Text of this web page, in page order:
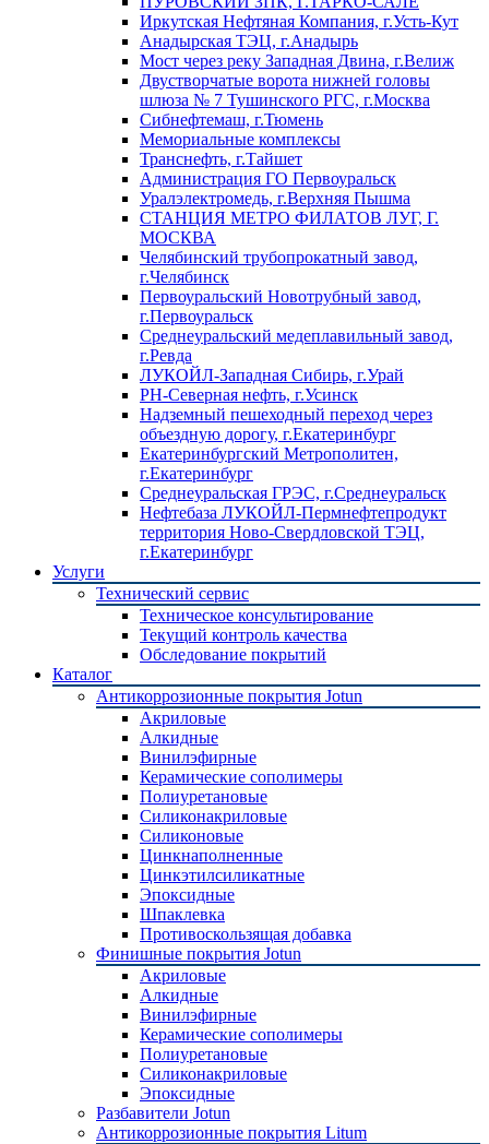
Иркутская Нефтяная Компания, г.Усть-Кут
Анадырская ТЭЦ, г.Анадырь
Мост через реку Западная Двина, г.Велиж
Двустворчатые ворота нижней головы
шлюза № 7 Тушинского РГС, г.Москва
Сибнефтемаш, г.Тюмень
Мемориальные комплексы
Транснефть, г.Тайшет
Администрация ГО Первоуральск
Уралэлектромедь, г.Верхняя Пышма
СТАНЦИЯ МЕТРО ФИЛАТОВ ЛУГ, Г.
МОСКВА
Челябинский трубопрокатный завод,
г.Челябинск
Первоуральский Новотрубный завод,
г.Первоуральск
Среднеуральский медеплавильный завод,
г.Ревда
ЛУКОЙЛ-Западная Сибирь, г.Урай
РН-Северная нефть, г.Усинск
Надземный пешеходный переход через
объездную дорогу, г.Екатеринбург
Екатеринбургский Метрополитен,
г.Екатеринбург
Среднеуральская ГРЭС, г.Среднеуральск
Нефтебаза ЛУКОЙЛ-Пермнефтепродукт
территория Ново-Свердловской ТЭЦ,
г.Екатеринбург
Услуги
Технический сервис
Техническое консультирование
Текущий контроль качества
Обследование покрытий
Каталог
Антикоррозионные покрытия Jotun
Акриловые
Алкидные
Винилэфирные
Керамические сополимеры
Полиуретановые
Силиконакриловые
Силиконовые
Цинкнаполненные
Цинкэтилсиликатные
Эпоксидные
Шпаклевка
Противоскользящая добавка
Финишные покрытия Jotun
Акриловые
Алкидные
Винилэфирные
Керамические сополимеры
Полиуретановые
Силиконакриловые
Эпоксидные
Разбавители Jotun
Антикоррозионные покрытия Litum